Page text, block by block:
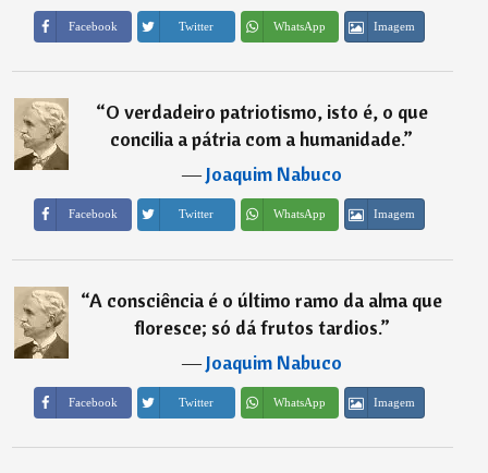
Facebook Twitter WhatsApp Imagem
“O verdadeiro patriotismo, isto é, o que
concilia a pátria com a humanidade.”
―Joaquim Nabuco
Facebook Twitter WhatsApp Imagem
“A consciência é o último ramo da alma que
floresce; só dá frutos tardios.”
―Joaquim Nabuco
Facebook Twitter WhatsApp Imagem